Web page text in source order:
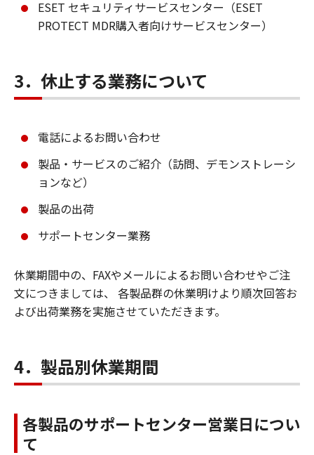
ESET セキュリティサービスセンター（ESET
PROTECT MDR購入者向けサービスセンター）
3．休止する業務について
電話によるお問い合わせ
製品・サービスのご紹介（訪問、デモンストレーシ
ョンなど）
製品の出荷
サポートセンター業務
休業期間中の、FAXやメールによるお問い合わせやご注
文につきましては、 各製品群の休業明けより順次回答お
よび出荷業務を実施させていただきます。
4．製品別休業期間
各製品のサポートセンター営業日につい
て